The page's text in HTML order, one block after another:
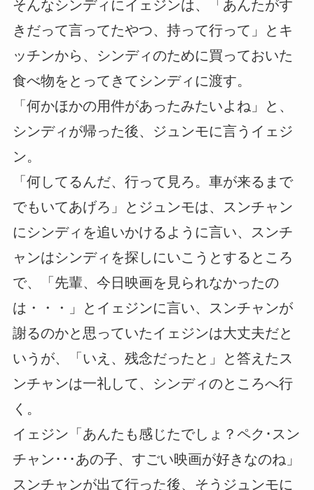
そんなシンディにイェジンは、「あんたがす
きだって言ってたやつ、持って行って」とキ
ッチンから、シンディのために買っておいた
食べ物をとってきてシンディに渡す。
「何かほかの用件があったみたいよね」と、
シンディが帰った後、ジュンモに言うイェジ
ン。
「何してるんだ、行って見ろ。車が来るまで
でもいてあげろ」とジュンモは、スンチャン
にシンディを追いかけるように言い、スンチ
ャンはシンディを探しにいこうとするところ
で、「先輩、今日映画を見られなかったの
は・・・」とイェジンに言い、スンチャンが
謝るのかと思っていたイェジンは大丈夫だと
いうが、「いえ、残念だったと」と答えたス
ンチャンは一礼して、シンディのところへ行
く。
イェジン「あんたも感じたでしょ？ペク･スン
チャン･･･あの子、すごい映画が好きなのね」
スンチャンが出て行った後、そうジュンモに